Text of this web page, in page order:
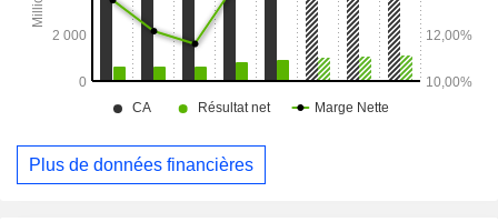
Plus de données financières